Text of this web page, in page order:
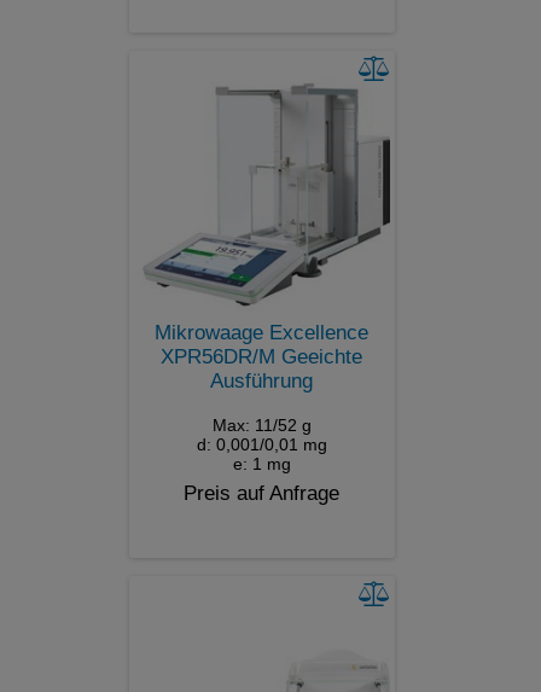
Mikrowaage Excellence
XPR56DR/M Geeichte
Ausführung
Max: 11/52 g
d: 0,001/0,01 mg
e: 1 mg
Preis auf Anfrage